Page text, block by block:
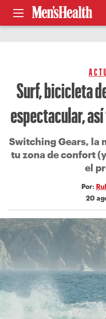
Surf, bicicleta
espectacular,
Switching Gears, la
tu zona de confort
el
Por:
20